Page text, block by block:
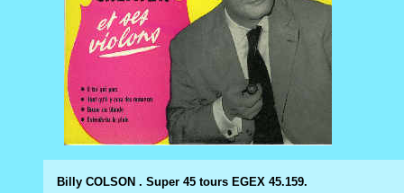
Billy COLSON . Super 45 tours EGEX 45.159.